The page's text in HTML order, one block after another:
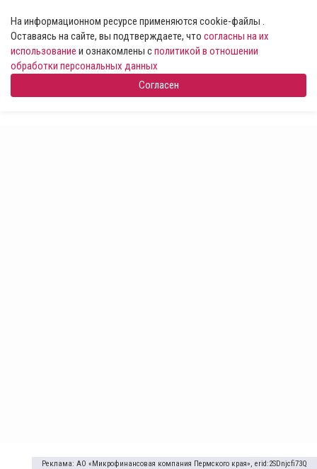
На информационном ресурсе применяются cookie-файлы .
Оставаясь на сайте, вы подтверждаете, что согласны на их
использование и ознакомлены сполитикой в отношении
обработки персональных данных
Согласен
Реклама: АО «Микрофинансовая компания Пермского края», erid:2SDnjcfi73Q